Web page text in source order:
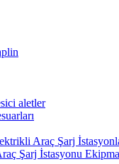
aletler
Araç Şarj
Şarj İstasyonu